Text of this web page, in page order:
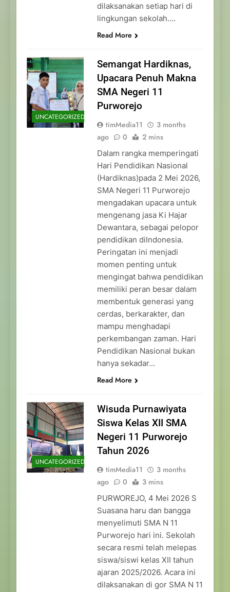
dilaksanakan setiap hari di
lingkungan sekolah….
Read More
UNCATEGORIZED
Semangat Hardiknas,
Upacara Penuh Makna
SMA Negeri 11
Purworejo
timMedia11
3 months
ago
0 2 mins
Dalam rangka memperingati
Hari Pendidikan Nasional
(Hardiknas)pada 2 Mei 2026,
SMA Negeri 11 Purworejo
mengadakan upacara untuk
mengenang jasa Ki Hajar
Dewantara, sebagai pelopor
pendidikan diIndonesia.
Peringatan ini menjadi
momen penting untuk
mengingat bahwa pendidikan
memiliki peran besar dalam
membentuk generasi yang
cerdas, berkarakter, dan
mampu menghadapi
perkembangan zaman. Hari
Pendidikan Nasional bukan
hanya sekadar…
Read More
UNCATEGORIZED
Wisuda Purnawiyata
Siswa Kelas XII SMA
Negeri 11 Purworejo
Tahun 2026
timMedia11
3 months
ago
0 3 mins
PURWOREJO, 4 Mei 2026 S
Suasana haru dan bangga
menyelimuti SMA N 11
Purworejo hari ini. Sekolah
secara resmi telah melepas
siswa/siswi kelas XII tahun
ajaran 2025/2026. Acara ini
dilaksanakan di gor SMA N 11